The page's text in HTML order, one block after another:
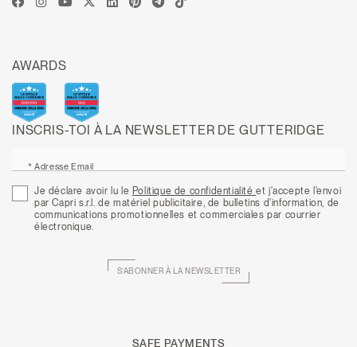
INSCRIS-TOI À LA NEWSLETTER DE GUTTERIDGE
* Adresse Email
Je déclare avoir lu le Politique de confidentialitéet j'accepte l'envoi
par Capri s.r.l. de matériel publicitaire, de bulletins d'information, de
communications promotionnelles et commerciales par courrier
électronique.
S’ABONNER À LA NEWSLETTER
AWARDS
SAFE PAYMENTS